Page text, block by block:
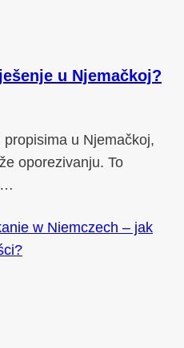
u Njemačkoj?
u Njemačkoj,
oporezivanju. To